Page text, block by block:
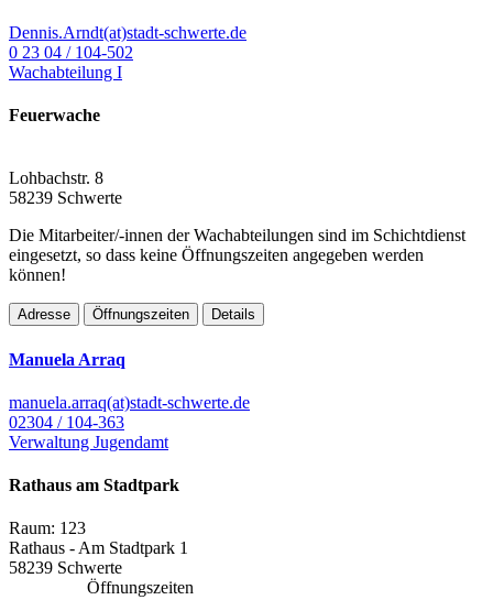
Dennis.Arndt(at)stadt-schwerte.de
0 23 04 / 104-502
Wachabteilung I
Feuerwache
Lohbachstr. 8
58239 Schwerte
Die Mitarbeiter/-innen der Wachabteilungen sind im Schichtdienst
eingesetzt, so dass keine Öffnungszeiten angegeben werden
können!
Adresse Öffnungszeiten Details
Manuela Arraq
manuela.arraq(at)stadt-schwerte.de
02304 / 104-363
Verwaltung Jugendamt
Rathaus am Stadtpark
Raum: 123
Rathaus - Am Stadtpark 1
58239 Schwerte
Öffnungszeiten